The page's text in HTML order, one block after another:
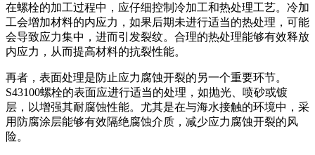
在螺栓的加工过程中，应仔细控制冷加工和热处理工艺。冷加
工会增加材料的内应力，如果后期未进行适当的热处理，可能
会导致应力集中，进而引发裂纹。合理的热处理能够有效释放
内应力，从而提高材料的抗裂性能。
再者，表面处理是防止应力腐蚀开裂的另一个重要环节。
S43100螺栓的表面应进行适当的处理，如抛光、喷砂或镀
层，以增强其耐腐蚀性能。尤其是在与海水接触的环境中，采
用防腐涂层能够有效隔绝腐蚀介质，减少应力腐蚀开裂的风
险。